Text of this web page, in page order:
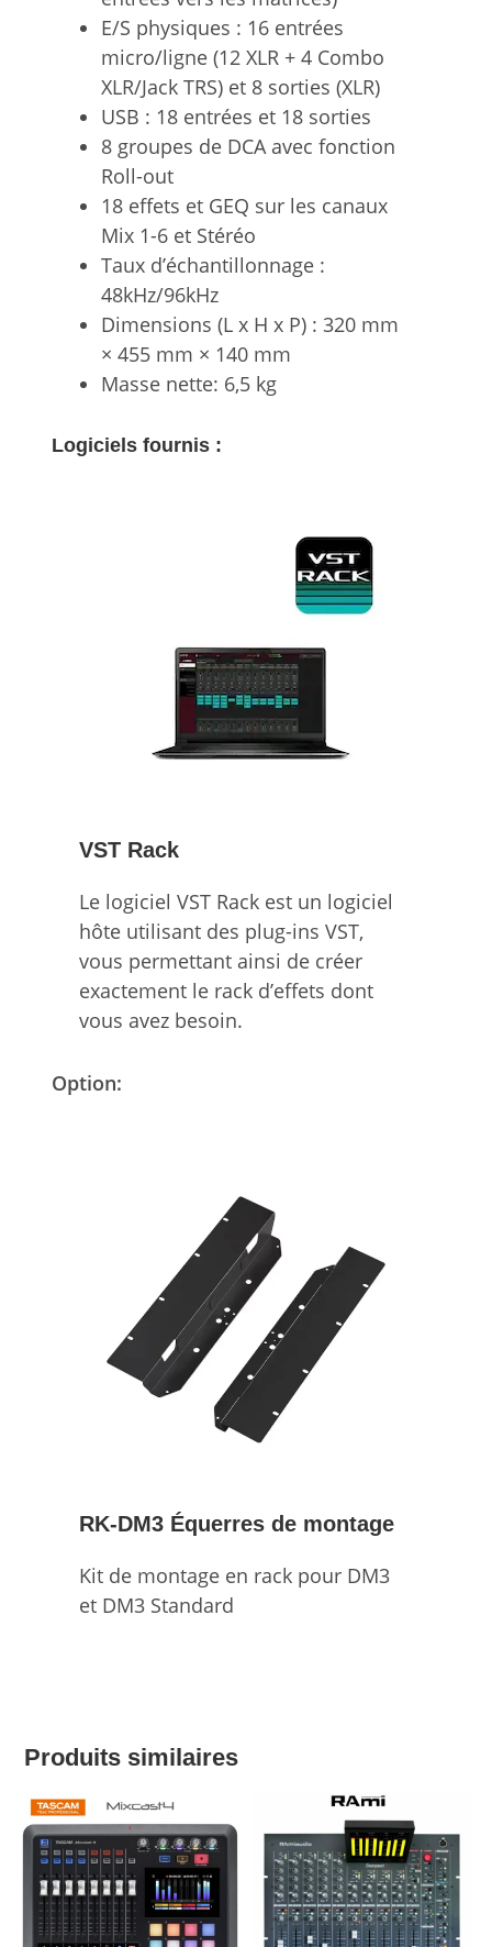
E/S physiques : 16 entrées
micro/ligne (12 XLR + 4 Combo
XLR/Jack TRS) et 8 sorties (XLR)
USB : 18 entrées et 18 sorties
8 groupes de DCA avec fonction
Roll-out
18 effets et GEQ sur les canaux
Mix 1-6 et Stéréo
Taux d’échantillonnage :
48kHz/96kHz
Dimensions (L x H x P) : 320 mm
× 455 mm × 140 mm
Masse nette: 6,5 kg
Logiciels fournis :
VST Rack
Le logiciel VST Rack est un logiciel
hôte utilisant des plug-ins VST,
vous permettant ainsi de créer
exactement le rack d’effets dont
vous avez besoin.
Option:
RK-DM3 Équerres de montage
Kit de montage en rack pour DM3
et DM3 Standard
Produits similaires